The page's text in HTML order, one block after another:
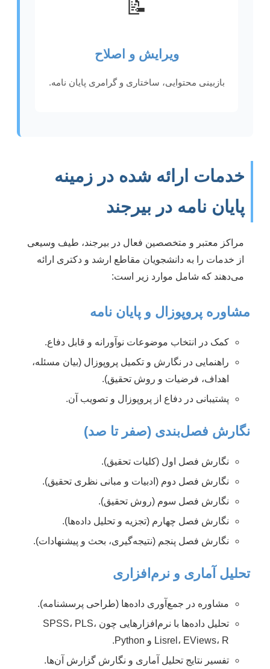
📝
ویرایش و اصلاح
بازبینی محتوایی، ساختاری و گرامری پایان نامه.
خدمات ارائه شده در زمینه
پایان نامه در بیرجند
مراکز معتبر و متخصصین فعال در بیرجند، طیف وسیعی
از خدمات را به دانشجویان مقاطع ارشد و دکتری ارائه
می‌دهند که شامل موارد زیر است:
مشاوره پروپوزال و پایان نامه
کمک در انتخاب موضوعات نوآورانه و قابل دفاع.
راهنمایی در نگارش و تکمیل پروپوزال (بیان مسئله،
اهداف، فرضیات و روش تحقیق).
پشتیبانی در دفاع از پروپوزال و تصویب آن.
نگارش فصل‌بندی (صفر تا صد)
نگارش فصل اول (کلیات تحقیق).
نگارش فصل دوم (ادبیات و مبانی نظری تحقیق).
نگارش فصل سوم (روش تحقیق).
نگارش فصل چهارم (تجزیه و تحلیل داده‌ها).
نگارش فصل پنجم (نتیجه‌گیری، بحث و پیشنهادات).
تحلیل آماری و نرم‌افزاری
مشاوره در جمع‌آوری داده‌ها (طراحی پرسشنامه).
تحلیل داده‌ها با نرم‌افزارهایی چون SPSS، PLS،
Lisrel، EViews، R و Python.
تفسیر نتایج تحلیل آماری و نگارش گزارش آن‌ها.